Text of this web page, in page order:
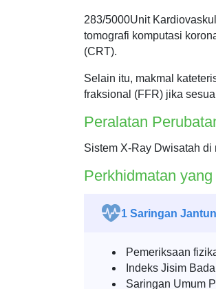
283/5000Unit
tomografi komputasi
(CRT).
Selain itu, makmal
fraksional (FFR) jika
Peralatan
Sistem X-Ray Dwisatah
Perkhidmatan
1Saringan
Pemeriksaan
Indeks Jisim
Saringan Umum